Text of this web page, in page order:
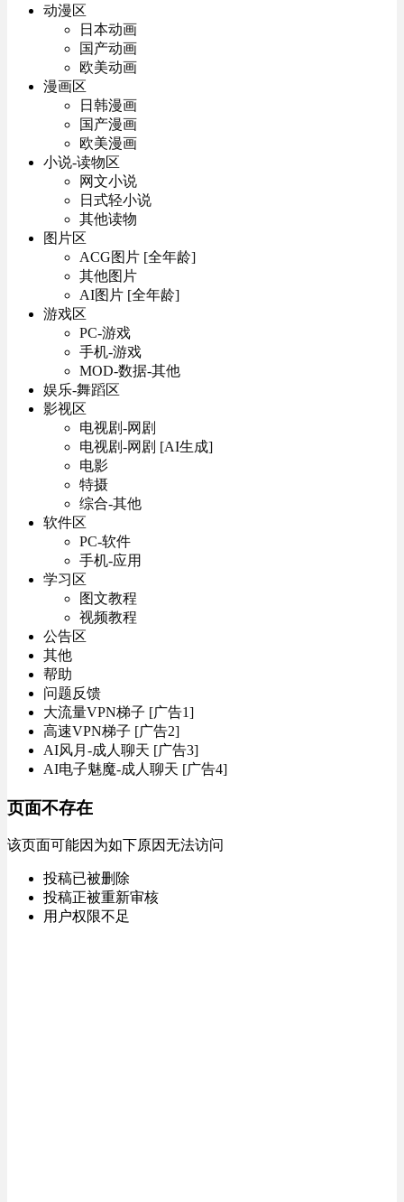
动漫区
日本动画
国产动画
欧美动画
漫画区
日韩漫画
国产漫画
欧美漫画
小说-读物区
网文小说
日式轻小说
其他读物
图片区
ACG图片 [全年龄]
其他图片
AI图片 [全年龄]
游戏区
PC-游戏
手机-游戏
MOD-数据-其他
娱乐-舞蹈区
影视区
电视剧-网剧
电视剧-网剧 [AI生成]
电影
特摄
综合-其他
软件区
PC-软件
手机-应用
学习区
图文教程
视频教程
公告区
其他
帮助
问题反馈
大流量VPN梯子 [广告1]
高速VPN梯子 [广告2]
AI风月-成人聊天 [广告3]
AI电子魅魔-成人聊天 [广告4]
页面不存在
该页面可能因为如下原因无法访问
投稿已被删除
投稿正被重新审核
用户权限不足